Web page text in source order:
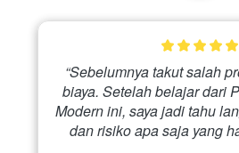
biaya. Setelah belajar dari
Modern ini, saya jadi tahu
dan risiko apa saja yang